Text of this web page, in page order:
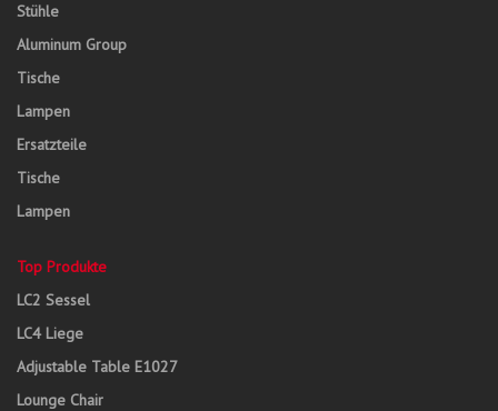
Stühle
Aluminum Group
Tische
Lampen
Ersatzteile
Tische
Lampen
Top Produkte
LC2 Sessel
LC4 Liege
Adjustable Table E1027
Lounge Chair